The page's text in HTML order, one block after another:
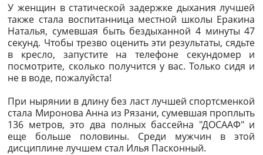
У женщин в статической задержке дыхания лучшей
также стала воспитанница местной школы Еракина
Наталья, сумевшая быть бездыханной 4 минуты 47
секунд. Чтобы трезво оценить эти результаты, сядьте
в кресло, запустите на телефоне секундомер и
посмотрите, сколько получится у вас. Только сидя и
не в воде, пожалуйста!
При нырянии в длину без ласт лучшей спортсменкой
стала Миронова Анна из Рязани, сумевшая проплыть
136 метров, это два полных бассейна "ДОСААФ" и
еще больше половины. Среди мужчин в этой
дисциплине лучшем стал Илья Пасконный.